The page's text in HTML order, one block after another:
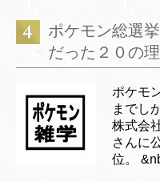
ポケモン総選
だった２０の
ポケモ
までし
株式会
さんに
位。